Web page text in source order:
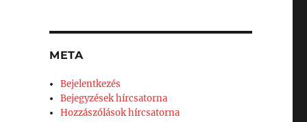
META
Bejelentkezés
Bejegyzések hírcsatorna
Hozzászólások hírcsatorna